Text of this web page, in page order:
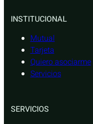
INSTITUCIONAL
Mutual
Tarjeta
Quiero asociarme
Servicios
SERVICIOS